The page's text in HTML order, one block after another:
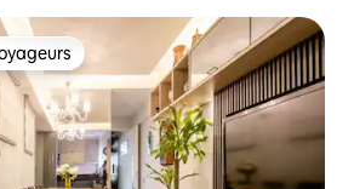
les plus appréciés